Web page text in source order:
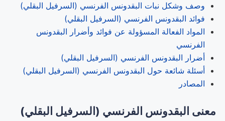
وصف وشكل نبات البقدونس الفرنسي (السرفيل البقلي)
فوائد البقدونس الفرنسي (السرفيل البقلي)
المواد الفعالة المسؤولة عن فوائد وأضرار البقدونس
الفرنسي
أضرار البقدونس الفرنسي (السرفيل البقلي)
أسئلة شائعة حول البقدونس الفرنسي (السرفيل البقلي)
المصادر
معنى البقدونس الفرنسي (السرفيل البقلي)